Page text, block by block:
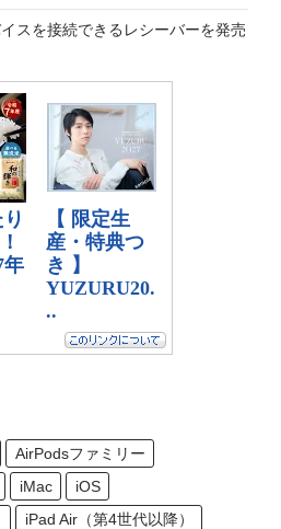
スを接続できるレシーバーを発売
AirPodsファミリー
iMac
iOS
iPad Air（第4世代以降）